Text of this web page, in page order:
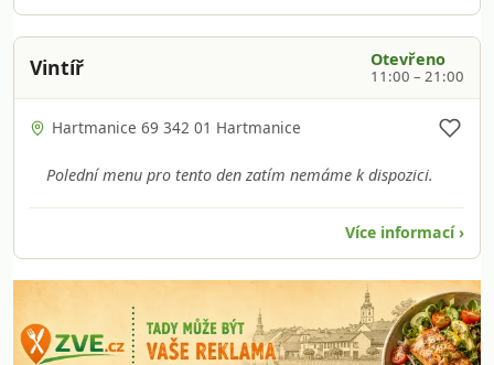
Vintíř Otevřeno
11:00 – 21:00
Hartmanice 69 342 01 Hartmanice
Polední menu pro tento den zatím nemáme k dispozici.
Více informací ›